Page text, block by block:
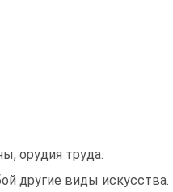
орудия труда.
другие виды искусства.